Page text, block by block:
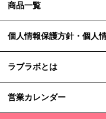
商品一覧
個人情報保護方針・個人
ラブラボとは
営業カレンダー